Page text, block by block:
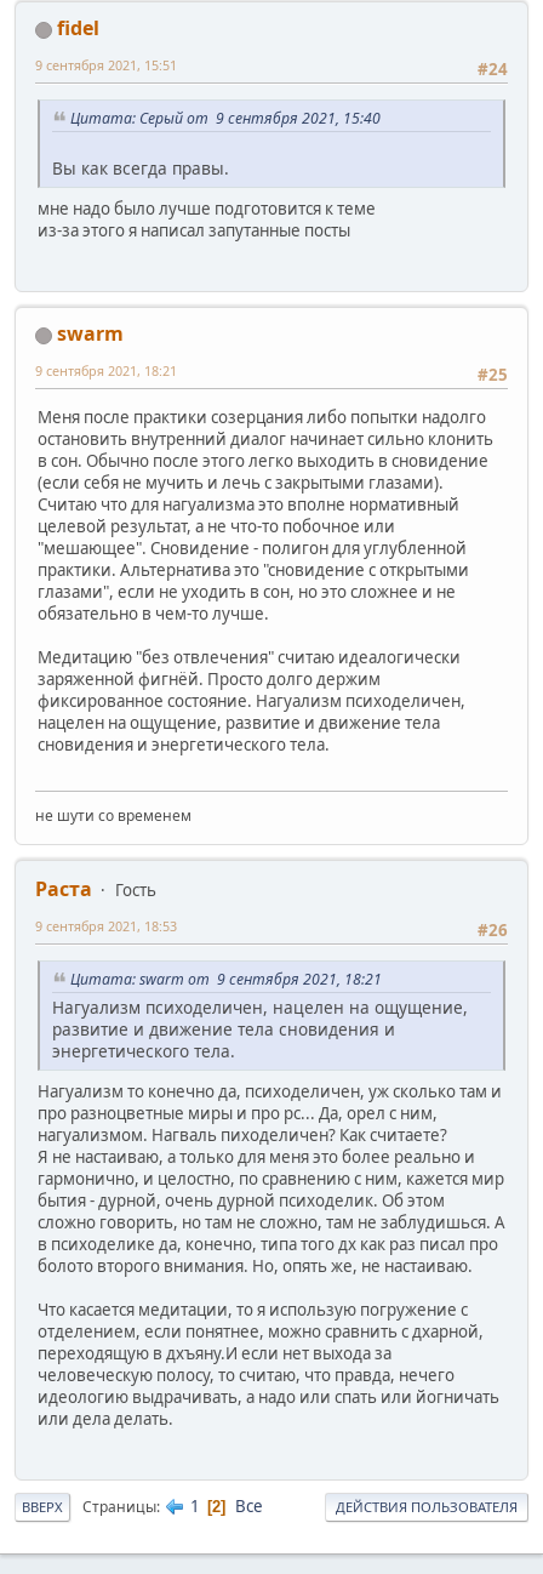
fidel
#24
9 сентября 2021, 15:51
Цитата: Серый от 9 сентября 2021, 15:40
Вы как всегда правы.
мне надо было лучше подготовится к теме
из-за этого я написал запутанные посты
swarm
#25
9 сентября 2021, 18:21
Меня после практики созерцания либо попытки надолго
остановить внутренний диалог начинает сильно клонить
в сон. Обычно после этого легко выходить в сновидение
(если себя не мучить и лечь с закрытыми глазами).
Считаю что для нагуализма это вполне нормативный
целевой результат, а не что-то побочное или
"мешающее". Сновидение - полигон для углубленной
практики. Альтернатива это "сновидение с открытыми
глазами", если не уходить в сон, но это сложнее и не
обязательно в чем-то лучше.
Медитацию "без отвлечения" считаю идеалогически
заряженной фигнёй. Просто долго держим
фиксированное состояние. Нагуализм психоделичен,
нацелен на ощущение, развитие и движение тела
сновидения и энергетического тела.
не шути со временем
Раста
Гость
#26
9 сентября 2021, 18:53
Цитата: swarm от 9 сентября 2021, 18:21
Нагуализм психоделичен, нацелен на ощущение,
развитие и движение тела сновидения и
энергетического тела.
Нагуализм то конечно да, психоделичен, уж сколько там и
про разноцветные миры и про рс... Да, орел с ним,
нагуализмом. Нагваль пиходеличен? Как считаете?
Я не настаиваю, а только для меня это более реально и
гармонично, и целостно, по сравнению с ним, кажется мир
бытия - дурной, очень дурной психоделик. Об этом
сложно говорить, но там не сложно, там не заблудишься. А
в психоделике да, конечно, типа того дх как раз писал про
болото второго внимания. Но, опять же, не настаиваю.
Что касается медитации, то я использую погружение с
отделением, если понятнее, можно сравнить с дхарной,
переходящую в дхъяну.И если нет выхода за
человеческую полосу, то считаю, что правда, нечего
идеологию выдрачивать, а надо или спать или йогничать
или дела делать.
ВВЕРХ Страницы 1 2 Все ДЕЙСТВИЯ ПОЛЬЗОВАТЕЛЯ